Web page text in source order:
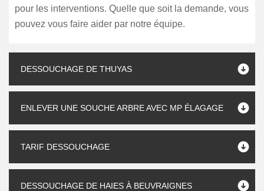
pour les interventions. Quelle que soit la demande, vous
pouvez vous faire aider par notre équipe.
DESSOUCHAGE DE THUYAS
ENLEVER UNE SOUCHE ARBRE AVEC MP ÉLAGAGE
TARIF DESSOUCHAGE
DESSOUCHAGE DE HAIES À BEUVRAIGNES